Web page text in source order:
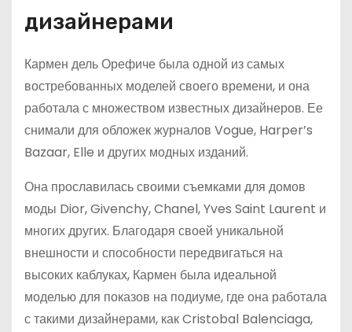
дизайнерами
Кармен дель Орефиче была одной из самых
востребованных моделей своего времени, и она
работала с множеством известных дизайнеров. Ее
снимали для обложек журналов Vogue, Harper’s
Bazaar, Elle и других модных изданий.
Она прославилась своими съемками для домов
моды Dior, Givenchy, Chanel, Yves Saint Laurent и
многих других. Благодаря своей уникальной
внешности и способности передвигаться на
высоких каблуках, Кармен была идеальной
моделью для показов на подиуме, где она работала
с такими дизайнерами, как Cristobal Balenciaga,